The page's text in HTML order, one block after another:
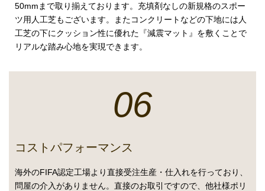
50mmまで取り揃えております。充填剤なしの新規格のスポー
ツ用人工芝もございます。またコンクリートなどの下地には人
工芝の下にクッション性に優れた『減震マット』を敷くことで
リアルな踏み心地を実現できます。
06
コストパフォーマンス
海外のFIFA認定工場より直接受注生産・仕入れを行っており、
問屋の介入がありません。直接のお取引ですので、他社様ポリ